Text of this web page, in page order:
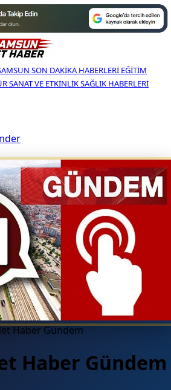
SON DAKIKA HABERLERI EĞITIM
SANAT VE ETKINLIKSAĞLIK HABERLERI
Haber Gündem
Haber Gündem